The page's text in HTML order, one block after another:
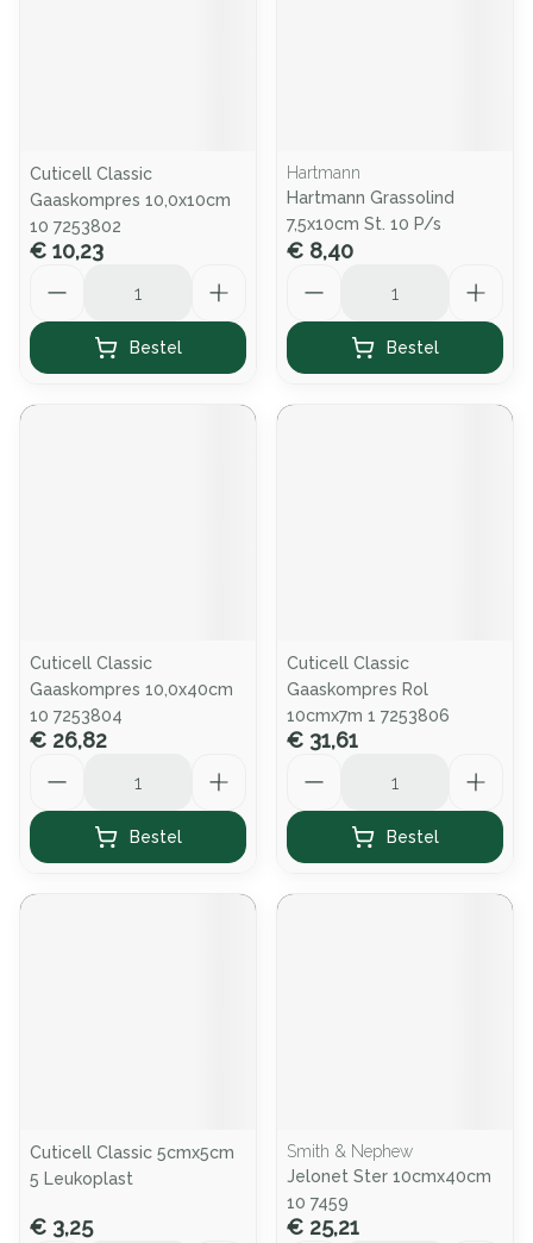
Cuticell Classic
Gaaskompres 10,0x10cm
10 7253802
€ 10,23
Bestel
Hartmann
Hartmann Grassolind
7,5x10cm St. 10 P/s
€ 8,40
Bestel
Cuticell Classic
Gaaskompres 10,0x40cm
10 7253804
€ 26,82
Bestel
Cuticell Classic
Gaaskompres Rol
10cmx7m 1 7253806
€ 31,61
Bestel
Cuticell Classic 5cmx5cm
5 Leukoplast
€ 3,25
Smith & Nephew
Jelonet Ster 10cmx40cm
10 7459
€ 25,21